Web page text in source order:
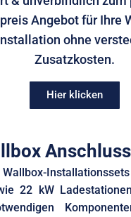
Angebot für Ihre
ohne
Zusatzkosten.
Hier klicken
Wallbox-
22 kW